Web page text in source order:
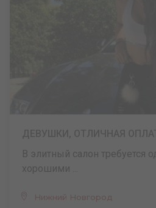
В элитный салон требуется
хорошими ...
Нижний Новгород